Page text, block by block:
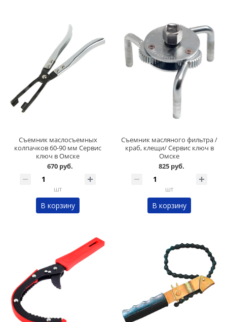
Съемник маслосъемных
колпачков 60-90 мм Сервис
ключ в Омске
670 руб.
шт
В корзину
Съемник масляного фильтра /
краб, клещи/ Сервис ключ в
Омске
825 руб.
шт
В корзину